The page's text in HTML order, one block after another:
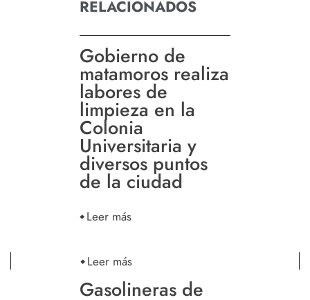
RELACIONADOS
Gobierno de
matamoros realiza
labores de
limpieza en la
Colonia
Universitaria y
diversos puntos
de la ciudad
Leer más
Leer más
Gasolineras de